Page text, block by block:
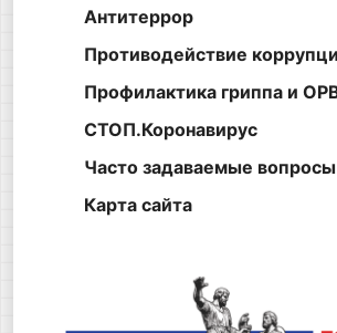
Антитеррор
Противодействие
Профилактика гриппа и
СТОП.Коронавирус
Часто задаваемые вопросы
Карта сайта